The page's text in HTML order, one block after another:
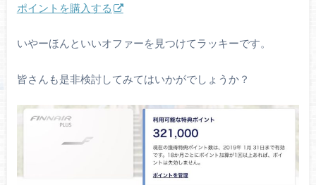
ポイントを購入する
いやーほんといいオファーを見つけてラッキーです。
皆さんも是非検討してみてはいかがでしょうか？